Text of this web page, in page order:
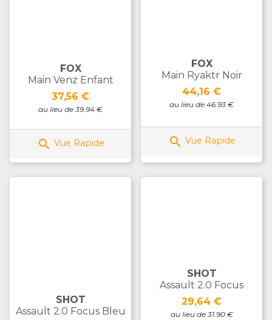
FOX
Main Venz Enfant
Prix
37,56 €
au lieu de 39.94 €
 Vue Rapide
FOX
Main Ryaktr Noir
Prix
44,16 €
au lieu de 46.93 €
 Vue Rapide
SHOT
Assault 2.0 Focus Bleu
SHOT
Assault 2.0 Focus
Prix
29,64 €
au lieu de 31.90 €